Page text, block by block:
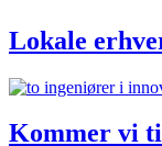
Lokale
Kommer vi